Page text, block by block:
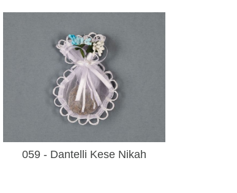
059 - Dantelli Kese Nikah